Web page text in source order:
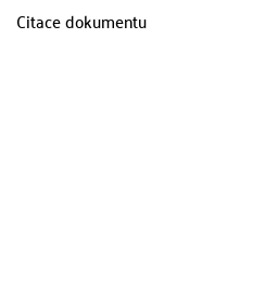
Citace dokumentu